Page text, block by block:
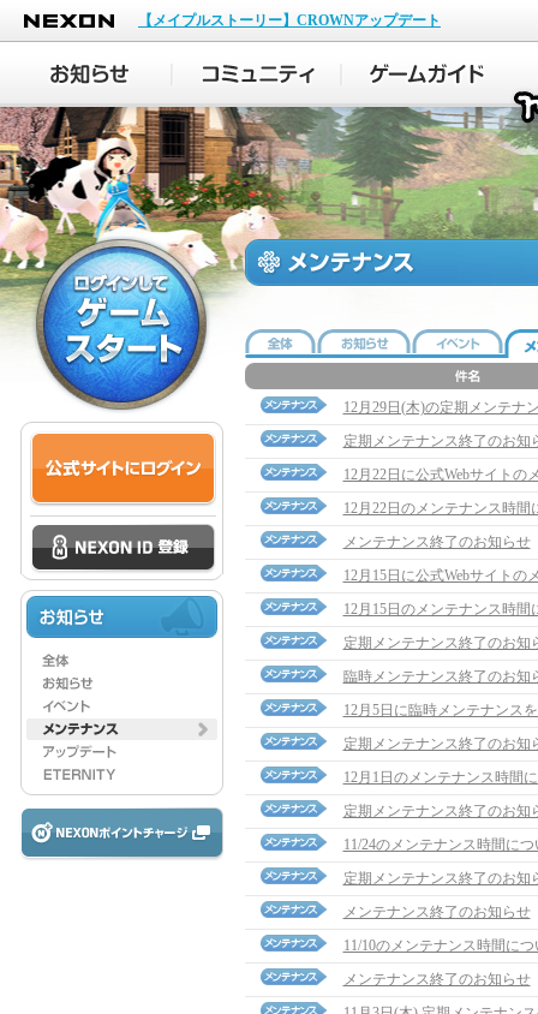
NEXON
【メイプルストーリー】CROWNアップデート
12月29日(木)の定期メンテナ
定期メンテナンス終了のお知
12月22日に公式Webサイトの
12月22日のメンテナンス時間
メンテナンス終了のお知らせ
12月15日に公式Webサイトの
12月15日のメンテナンス時間
定期メンテナンス終了のお知
臨時メンテナンス終了のお知
12月5日に臨時メンテナンス
定期メンテナンス終了のお知
12月1日のメンテナンス時間
定期メンテナンス終了のお知
11/24のメンテナンス時間につ
定期メンテナンス終了のお知
メンテナンス終了のお知らせ
11/10のメンテナンス時間につ
メンテナンス終了のお知らせ